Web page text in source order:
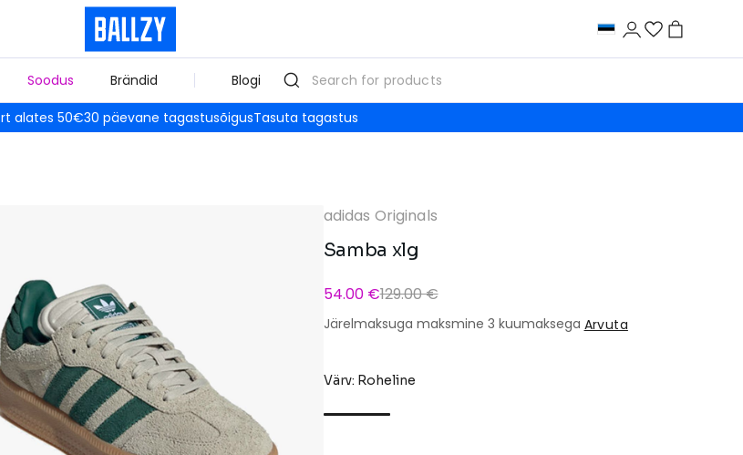
Soodus Brändid Blogi
alates 50€30 päevane tagastusõigusTasuta tagastus
adidas Originals
Samba xlg
54.00 €129.00 €
Järelmaksuga maksmine 3 kuumaksega Arvuta
Värv: Roheline